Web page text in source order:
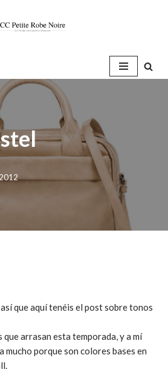
que aquí tenéis el post sobre tonos
que arrasan esta temporada, y a mí
mucho porque son colores bases en